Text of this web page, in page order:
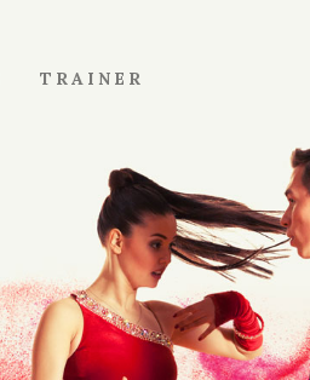
TRAINER